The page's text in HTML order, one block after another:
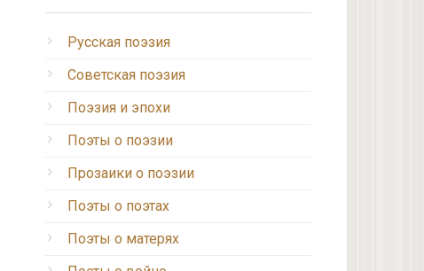
Русская поэзия
Советская поэзия
Поэзия и эпохи
Поэты о поэзии
Прозаики о поэзии
Поэты о поэтах
Поэты о матерях